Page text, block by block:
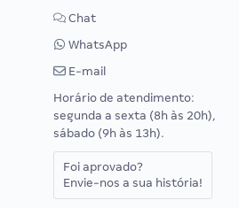
Chat
WhatsApp
E-mail
Horário de atendimento:
segunda a sexta (8h às 20h),
sábado (9h às 13h).
Foi aprovado?
Envie-nos a sua história!